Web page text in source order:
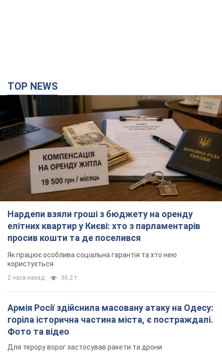
TOP NEWS
Нардепи взяли гроші з бюджету на оренду
елітних квартир у Києві: хто з парламентарів
просив кошти та де поселився
Як працює особлива соціальна гарантія та хто нею
користується
2 часа назад 30,2 т.
Армія Росії здійснила масовану атаку на Одесу:
горіла історична частина міста, є постраждалі.
Фото та відео
Для терору ворог застосував ракети та дрони